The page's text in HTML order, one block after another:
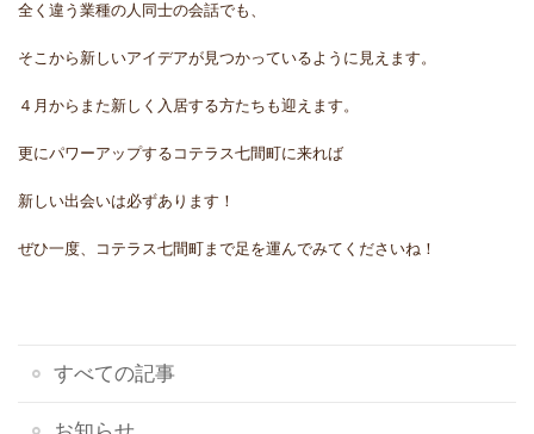
全く違う業種の人同士の会話でも、
そこから新しいアイデアが見つかっているように見えます。
４月からまた新しく入居する方たちも迎えます。
更にパワーアップするコテラス七間町に来れば
新しい出会いは必ずあります！
ぜひ一度、コテラス七間町まで足を運んでみてくださいね！
すべての記事